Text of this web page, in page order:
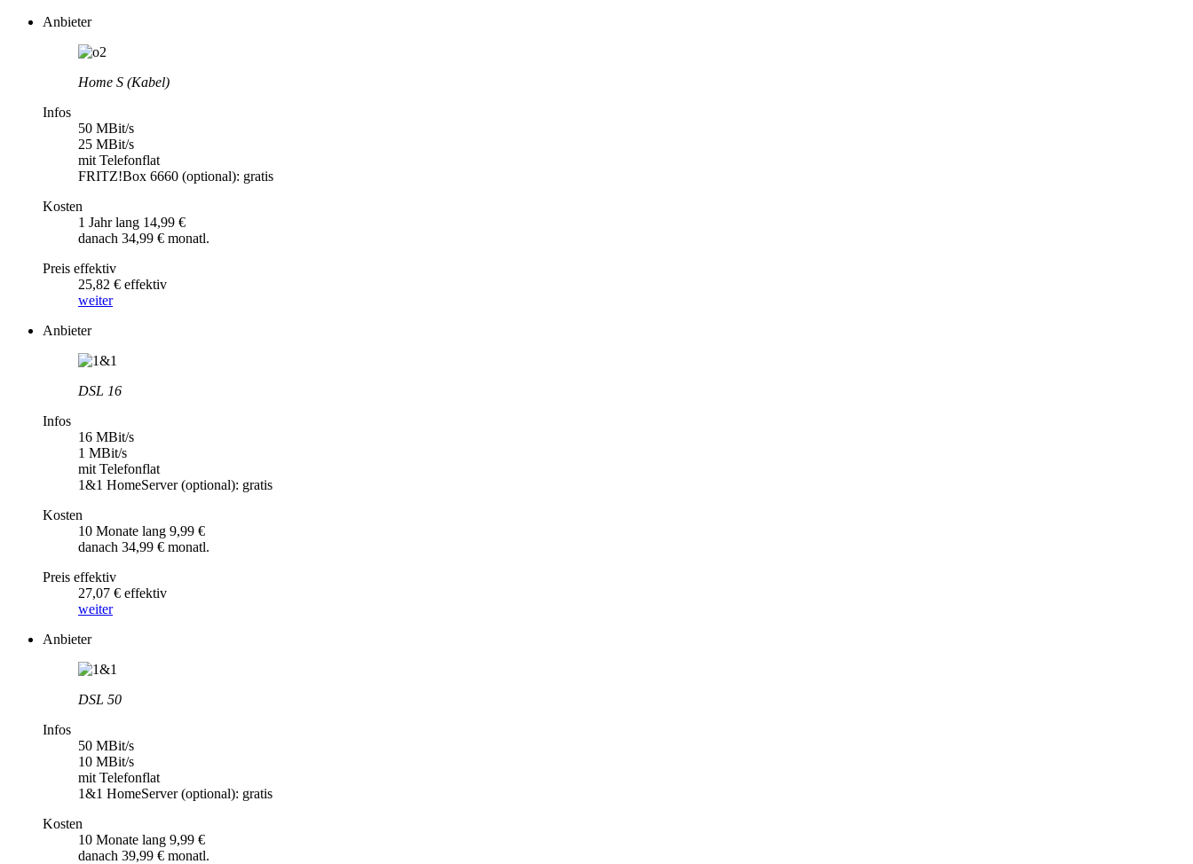
Anbieter
Home S (Kabel)
Infos
50 MBit/s
25 MBit/s
mit Telefonflat
FRITZ!Box 6660 (optional): gratis
Kosten
1 Jahr lang 14,99 €
danach 34,99 € monatl.
Preis effektiv
25,82 € effektiv
weiter
Anbieter
DSL 16
Infos
16 MBit/s
1 MBit/s
mit Telefonflat
1&1 HomeServer (optional): gratis
Kosten
10 Monate lang 9,99 €
danach 34,99 € monatl.
Preis effektiv
27,07 € effektiv
weiter
Anbieter
DSL 50
Infos
50 MBit/s
10 MBit/s
mit Telefonflat
1&1 HomeServer (optional): gratis
Kosten
10 Monate lang 9,99 €
danach 39,99 € monatl.